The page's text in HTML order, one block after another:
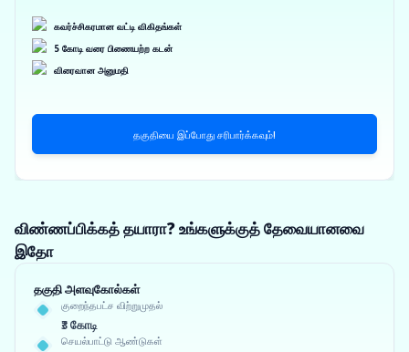
கவர்ச்சிகரமான வட்டி விகிதங்கள்
5 கோடி வரை பிணையற்ற கடன்
விரைவான அனுமதி
தகுதியை இப்போது சரிபார்க்கவும்!
விண்ணப்பிக்கத் தயாரா? உங்களுக்குத் தேவையானவை
இதோ
தகுதி அளவுகோல்கள்
குறைந்தபட்ச விற்றுமுதல்
₹3 கோடி
செயல்பாட்டு ஆண்டுகள்